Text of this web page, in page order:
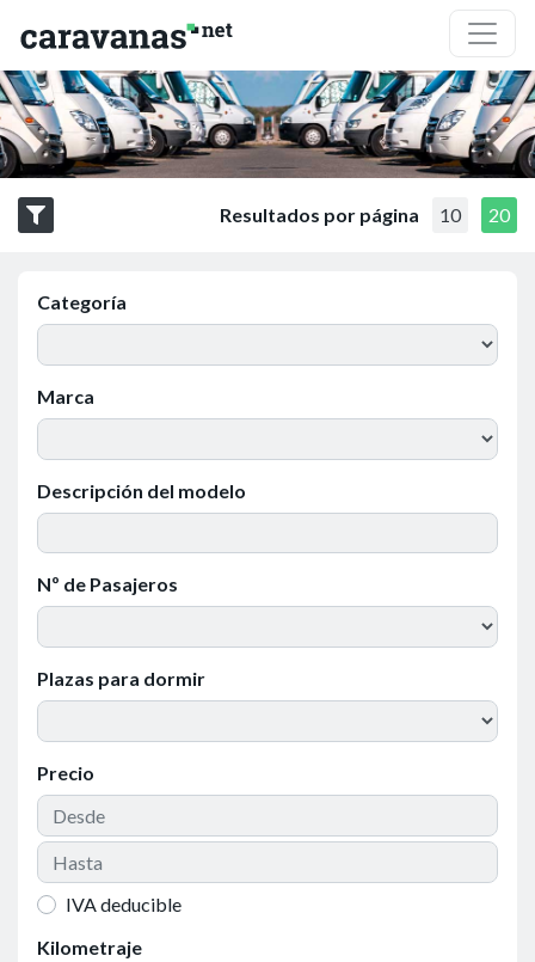
Resultados por página 10 20
Categoría
Marca
Descripción del modelo
Nº de Pasajeros
Plazas para dormir
Precio
IVA deducible
Kilometraje